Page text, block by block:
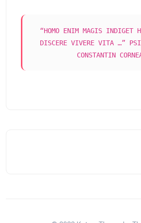
“HOMO ENIM MAGIS INDIGET
DISCERE VIVERE VITA …”
CONSTANTIN